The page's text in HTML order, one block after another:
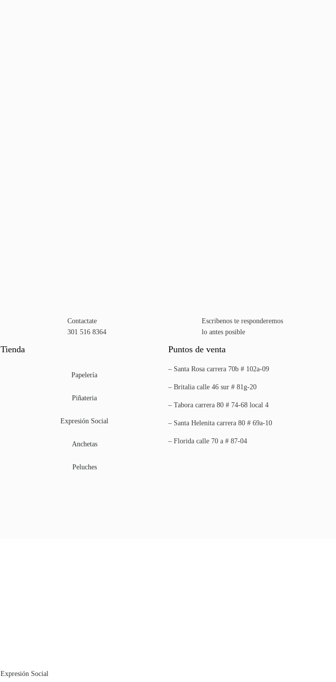
Contactate
301 516 8364
Escribenos te responderemos
lo antes posible
Tienda
Papelería
Piñateria
Expresión Social
Anchetas
Peluches
Puntos de venta
– Santa Rosa carrera 70b # 102a-09
– Britalia calle 46 sur # 81g-20
– Tabora carrera 80 # 74-68 local 4
– Santa Helenita carrera 80 # 69a-10
– Florida calle 70 a # 87-04
Expresión Social